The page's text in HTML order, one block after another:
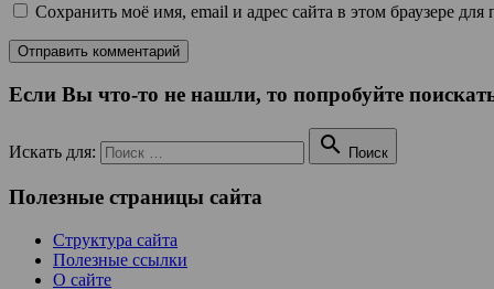
Сохранить моё имя, email и адрес сайта в этом браузере
Если Вы что-то не нашли, то попробуйте
Искать для:  Поиск
Полезные страницы сайта
Структура сайта
Полезные ссылки
О сайте